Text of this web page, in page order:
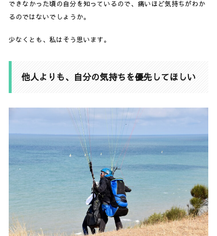
できなかった頃の自分を知っているので、痛いほど気持ちがわか
るのではないでしょうか。
少なくとも、私はそう思います。
他人よりも、自分の気持ちを優先してほしい